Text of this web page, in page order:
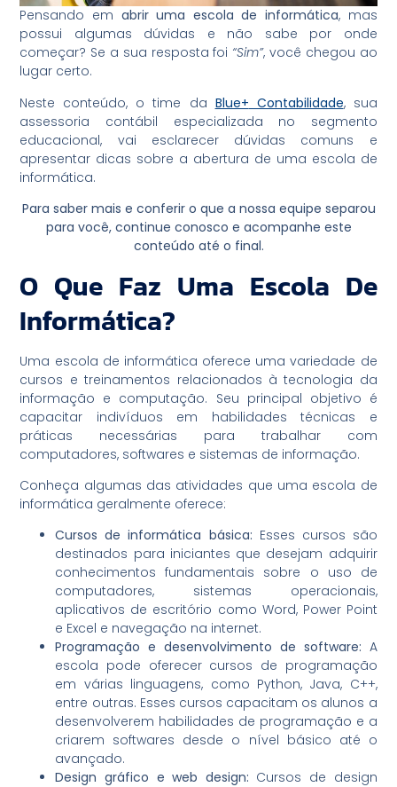
Pensando em abrir uma escola de informática, mas
possui algumas dúvidas e não sabe por onde
começar? Se a sua resposta foi “Sim”, você chegou ao
lugar certo.
Neste conteúdo, o time da Blue+ Contabilidade, sua
assessoria contábil especializada no segmento
educacional, vai esclarecer dúvidas comuns e
apresentar dicas sobre a abertura de uma escola de
informática.
Para saber mais e conferir o que a nossa equipe separou
para você, continue conosco e acompanhe este
conteúdo até o final.
O Que Faz Uma Escola De
Informática?
Uma escola de informática oferece uma variedade de
cursos e treinamentos relacionados à tecnologia da
informação e computação. Seu principal objetivo é
capacitar indivíduos em habilidades técnicas e
práticas necessárias para trabalhar com
computadores, softwares e sistemas de informação.
Conheça algumas das atividades que uma escola de
informática geralmente oferece:
Cursos de informática básica: Esses cursos são
destinados para iniciantes que desejam adquirir
conhecimentos fundamentais sobre o uso de
computadores, sistemas operacionais,
aplicativos de escritório como Word, Power Point
e Excel e navegação na internet.
Programação e desenvolvimento de software: A
escola pode oferecer cursos de programação
em várias linguagens, como Python, Java, C++,
entre outras. Esses cursos capacitam os alunos a
desenvolverem habilidades de programação e a
criarem softwares desde o nível básico até o
avançado.
Design gráfico e web design: Cursos de design